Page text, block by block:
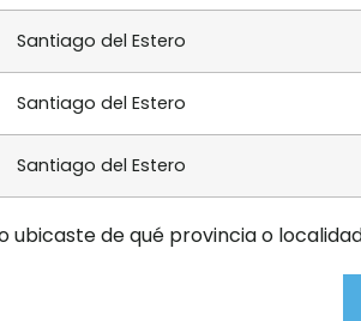
Santiago del Estero
Santiago del Estero
Santiago del Estero
ubicaste de qué provincia o